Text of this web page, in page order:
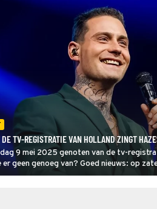
TV-REGISTRATIE VAN HOLLAND ZINGT
9 mei 2025 genoten van de tv-
er geen genoeg van? Goed nieuws: op
uit.